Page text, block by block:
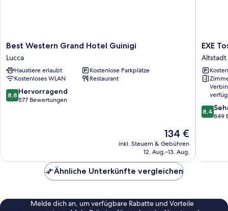
Best
Western
Grand
Hotel
Guinigi
Lucca
Best Western Grand Hotel Guinigi
Lucca
Haustiere erlaubt
Kostenlose Parkplätze
Kostenloses WLAN
Restaurant
8.8
von
8,8 Hervorragend
577 Bewertungen
Der
Preis
beträgt
134 €
inkl. Steuern & Gebühren
12. Aug.–13. Aug.
EXE
Toscana
Altstadt
von
Lucca
EXE
Altstadt
8.4
von
8,4
849
Ähnliche Unterkünfte vergleichen
Melde dich an, um verfügbare Rabatte und Vorteile